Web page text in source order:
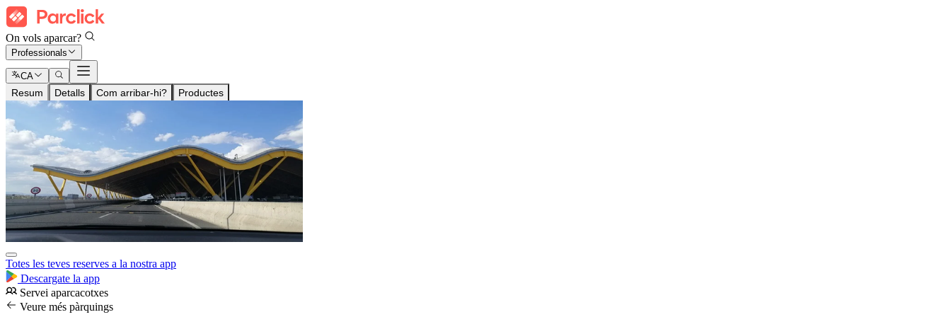
On vols aparcar?
Professionals
CA
Resum Detalls Com arribar-hi? Productes
Totes les teves reserves a la nostra app
Descargate la app
Servei aparcacotxes
Veure més pàrquings